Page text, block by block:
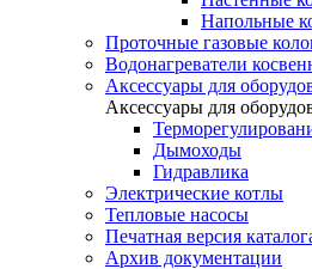
Напольные
Проточные газовые
Водонагреватели
Аксессуары для
Аксессуары для
Дымоходы
Гидравлика
Электрические котлы
Тепловые насосы
Печатная версия
Архив документации